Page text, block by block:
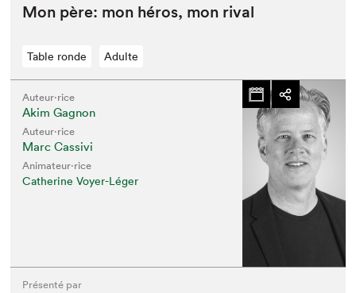
Mon père: mon héros, mon rival
Table ronde Adulte
Auteur·rice
Akim Gagnon
Auteur·rice
Marc Cassivi
Animateur⋅rice
Catherine Voyer-Léger
Présenté par